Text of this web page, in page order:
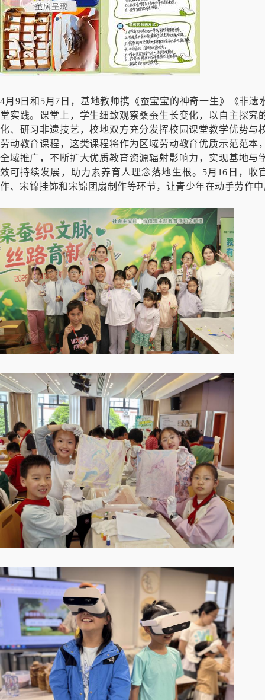
4月9日和5月7日，基地教师携《蚕宝宝的神奇一生》《非
堂实践。课堂上，学生细致观察桑蚕生长变化，以自主探
化、研习非遗技艺，校地双方充分发挥校园课堂教学优势
劳动教育课程，这类课程将作为区域劳动教育优质示范范
全域推广，不断扩大优质教育资源辐射影响力，实现基地
效可持续发展，助力素养育人理念落地生根。5月16日，
作、宋锦挂饰和宋锦团扇制作等环节，让青少年在动手劳作